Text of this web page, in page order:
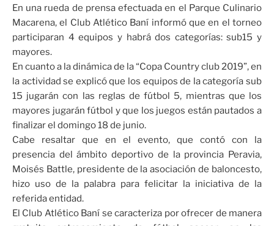
En una rueda de prensa efectuada en el Parque Culinario
Macarena, el Club Atlético Baní informó que en el torneo
participaran 4 equipos y habrá dos categorías: sub15 y
mayores.
En cuanto a la dinámica de la “Copa Country club 2019”, en
la actividad se explicó que los equipos de la categoría sub
15 jugarán con las reglas de fútbol 5, mientras que los
mayores jugarán fútbol y que los juegos están pautados a
finalizar el domingo 18 de junio.
Cabe resaltar que en el evento, que contó con la
presencia del ámbito deportivo de la provincia Peravia,
Moisés Battle, presidente de la asociación de baloncesto,
hizo uso de la palabra para felicitar la iniciativa de la
referida entidad.
El Club Atlético Baní se caracteriza por ofrecer de manera